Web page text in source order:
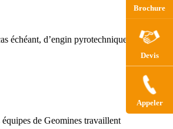
Brochure
Devis
Appeler
échéant, d’engin pyrotechnique ouvre la
de Geomines travaillent